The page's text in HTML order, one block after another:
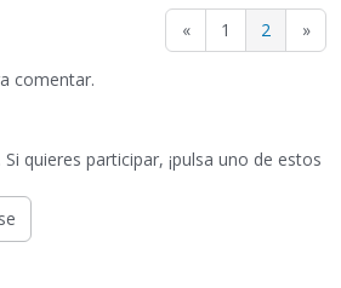
« 1 2 »
comentar.
quieres participar, ¡pulsa uno de estos